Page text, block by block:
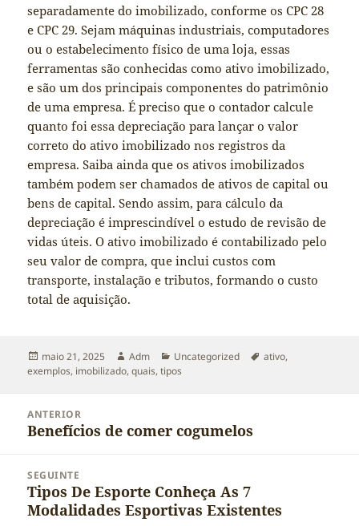
separadamente do imobilizado, conforme os CPC 28
e CPC 29. Sejam máquinas industriais, computadores
ou o estabelecimento físico de uma loja, essas
ferramentas são conhecidas como ativo imobilizado,
e são um dos principais componentes do patrimônio
de uma empresa. É preciso que o contador calcule
quanto foi essa depreciação para lançar o valor
correto do ativo imobilizado nos registros da
empresa. Saiba ainda que os ativos imobilizados
também podem ser chamados de ativos de capital ou
bens de capital. Sendo assim, para cálculo da
depreciação é imprescindível o estudo de revisão de
vidas úteis. O ativo imobilizado é contabilizado pelo
seu valor de compra, que inclui custos com
transporte, instalação e tributos, formando o custo
total de aquisição.
Publicado
em
maio 21, 2025 Autor
Adm Categorias
Uncategorized Tags
ativo,
exemplos, imobilizado,quais,tipos
ANTERIOR
Post
Benefícios de comer cogumelos
SEGUINTE
Próximo
post:
Tipos De Esporte Conheça As 7
Modalidades Esportivas Existentes